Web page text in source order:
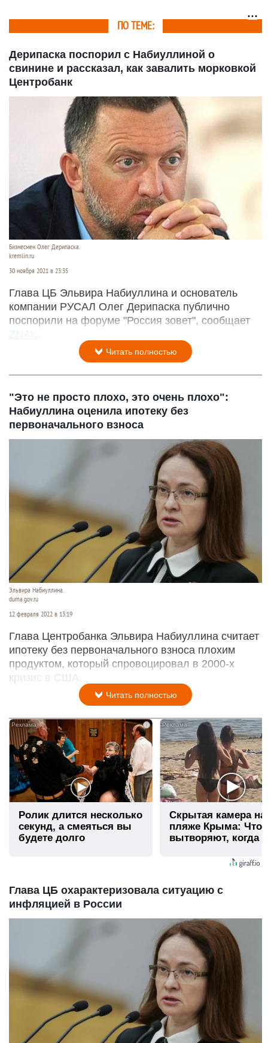
ПО ТЕМЕ:
Дерипаска поспорил с Набиуллиной о
свинине и рассказал, как завалить морковкой
Центробанк
Бизнесмен Олег Дерипаска.
kremlin.ru
30 ноября 2021 в 23:35
Глава ЦБ Эльвира Набиуллина и основатель
компании РУСАЛ Олег Дерипаска публично
поспорили на форуме "Россия зовет", сообщает
ZNAK
Читать полностью
"Это не просто плохо, это очень плохо":
Набиуллина оценила ипотеку без
первоначального взноса
Эльвира Набиуллина.
duma.gov.ru
12 февраля 2022 в 13:19
Глава Центробанка Эльвира Набиуллина считает
ипотеку без первоначального взноса плохим
продуктом, который спровоцировал в 2000-х
кризис в США.
Читать полностью
Ролик длится несколько
секунд, а смеяться вы
будете долго
Скрытая камера на
пляже Крыма: Что
вытворяют, когда
Глава ЦБ охарактеризовала ситуацию с
инфляцией в России